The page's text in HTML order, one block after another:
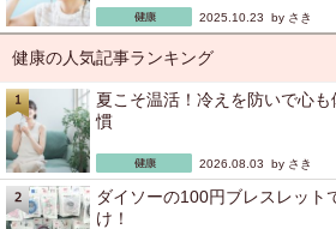
2025.10.23 by さき
健康の人気記事ランキング
夏こそ温活！冷えを防いで心
慣
2026.08.03 by さき
ダイソーの100円ブレスレット
け！